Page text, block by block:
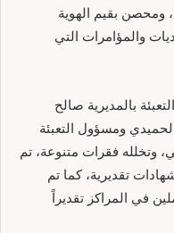
ومحصن بقيم الهوية
والمؤامرات التي
بالمديرية صالح
ومسؤول التعبئة
وتخلله فقرات متنوعة، تم
تقديرية، كما تم
في المراكز تقديراً